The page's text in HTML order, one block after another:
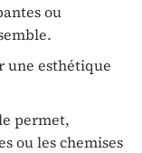
ou
une esthétique
permet,
ou les chemises